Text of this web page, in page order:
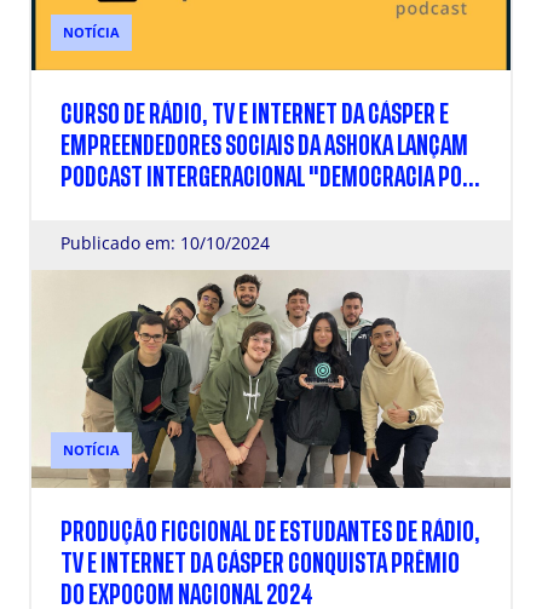
NOTÍCIA
CURSO DE RÁDIO, TV E INTERNET DA CÁSPER E
EMPREENDEDORES SOCIAIS DA ASHOKA LANÇAM
PODCAST INTERGERACIONAL "DEMOCRACIA POR
Publicado em: 10/10/2024
NOTÍCIA
PRODUÇÃO FICCIONAL DE ESTUDANTES DE RÁDIO,
TV E INTERNET DA CÁSPER CONQUISTA PRÊMIO
DO EXPOCOM NACIONAL 2024